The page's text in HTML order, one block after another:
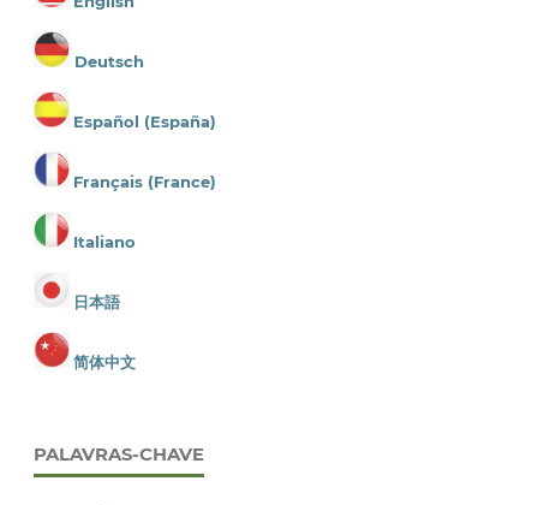
Deutsch
Español (España)
Français (France)
Italiano
日本語
简体中文
PALAVRAS-CHAVE